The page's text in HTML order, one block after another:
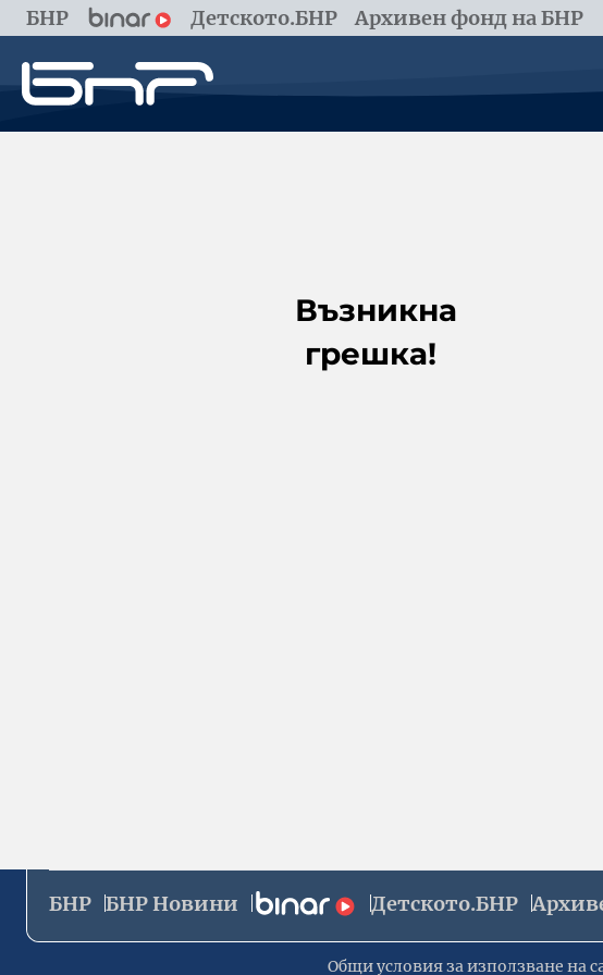
БНР Детското.БНР Архивен фонд на БНР
Възникна
грешка!
БНР БНР Новини Детското.БНР
Общи условия за използване на